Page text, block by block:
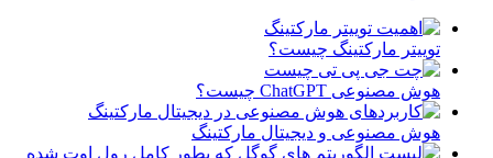
توییتر مارکتینگ چیست؟
هوش مصنوعی ChatGPT چیست؟
هوش مصنوعی و دیجیتال مارکتینگ